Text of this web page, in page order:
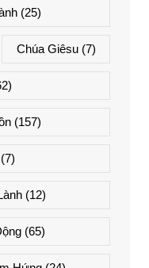
(25)
Chúa Giêsu(7)
(157)
(7)
(12)
(65)